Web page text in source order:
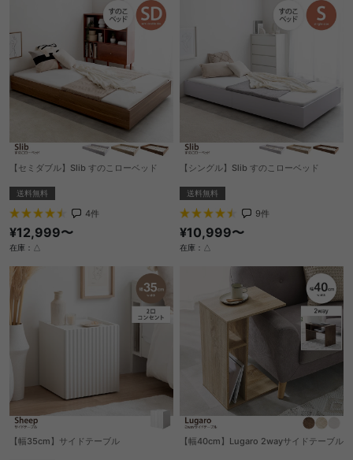
【セミダブル】Slib すのこローベッド
送料無料
4件
¥12,999〜
在庫：△
【シングル】Slib すのこローベッド
送料無料
9件
¥10,999〜
在庫：△
【幅35cm】サイドテーブル 【幅40cm】Lugaro 2wayサイドテーブル